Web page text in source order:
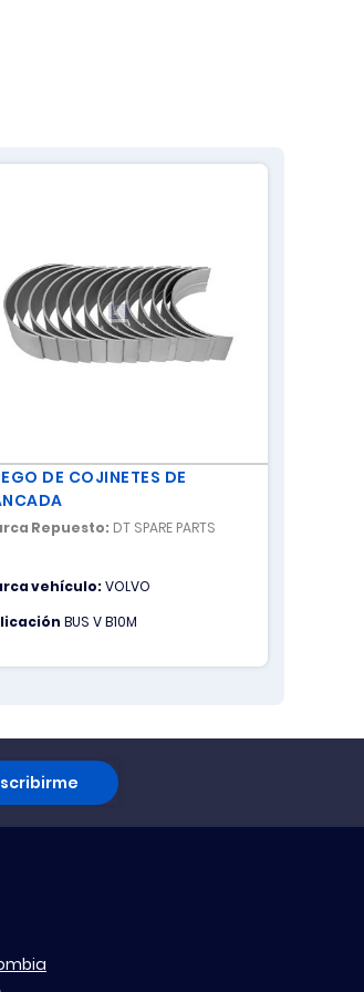
DE COJINETES DE
Repuesto: DT SPARE PARTS
vehículo:VOLVO
BUS V B10M